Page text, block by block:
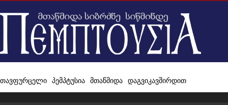
თავფურცელი პემპტუსია მთაწმიდა დაგვიკავშირდით